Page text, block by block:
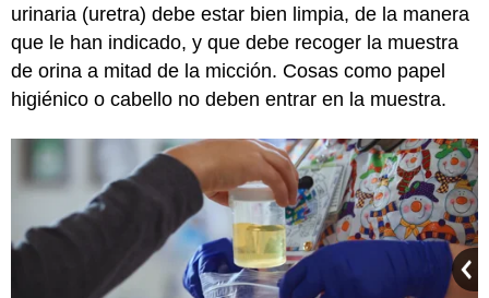
urinaria (uretra) debe estar bien limpia, de la manera
que le han indicado, y que debe recoger la muestra
de orina a mitad de la micción. Cosas como papel
higiénico o cabello no deben entrar en la muestra.